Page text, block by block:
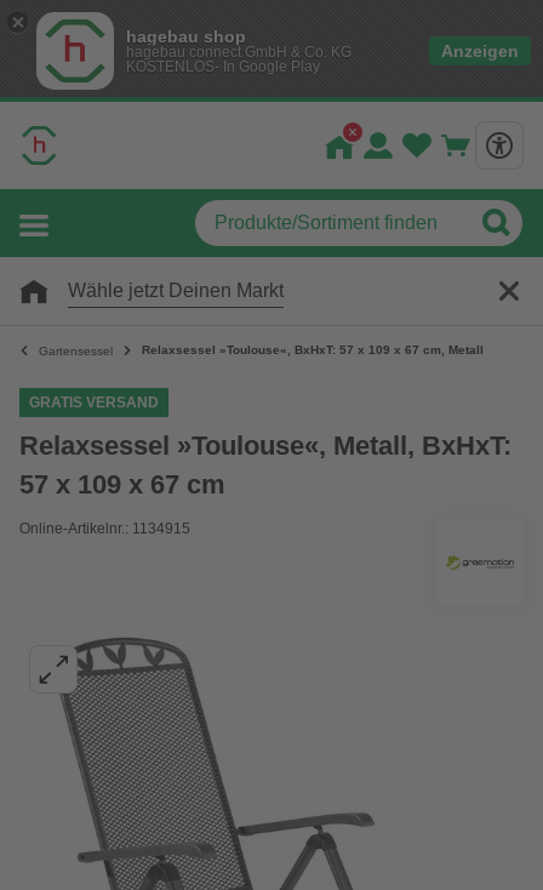
hagebau shop
hagebau connect GmbH & Co. KG
KOSTENLOS- In Google Play
Anzeigen
Wähle jetzt Deinen Markt
Gartensessel Relaxsessel »Toulouse«, BxHxT: 57 x 109 x 67 cm, Metall
GRATIS VERSAND
Relaxsessel »Toulouse«, Metall, BxHxT:
57 x 109 x 67 cm
Online-Artikelnr.: 1134915